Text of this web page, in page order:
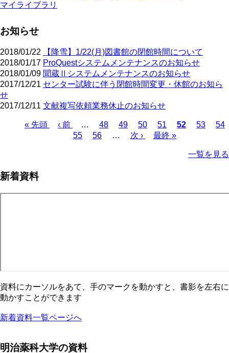
マイライブラリ
お知らせ
2018/01/22
【降雪】1/22(月)図書館の閉館時間について
2018/01/17 ProQuestシステムメンテナンスのお知らせ
2018/01/09 聞蔵Ⅱシステムメンテナンスのお知らせ
2017/12/21 センター試験に伴う閉館時間変更・休館のお知ら
せ
2017/12/11 文献複写依頼業務休止のお知らせ
り
先
« 先頭
前
‹ 前 …
ペ
ー
48
ペ
ー
49
ペ
ー
50
ペ
ー
51
カ
52
ペ
53
ペ
54
ペ
55
ペ
56 …
次
次 ›
最
最終 »
一覧を見る
新着資料
資料にカーソルをあて、手のマークを動かすと、書影を左右に
動かすことができます
新着資料一覧ページへ
明治薬科大学の資料